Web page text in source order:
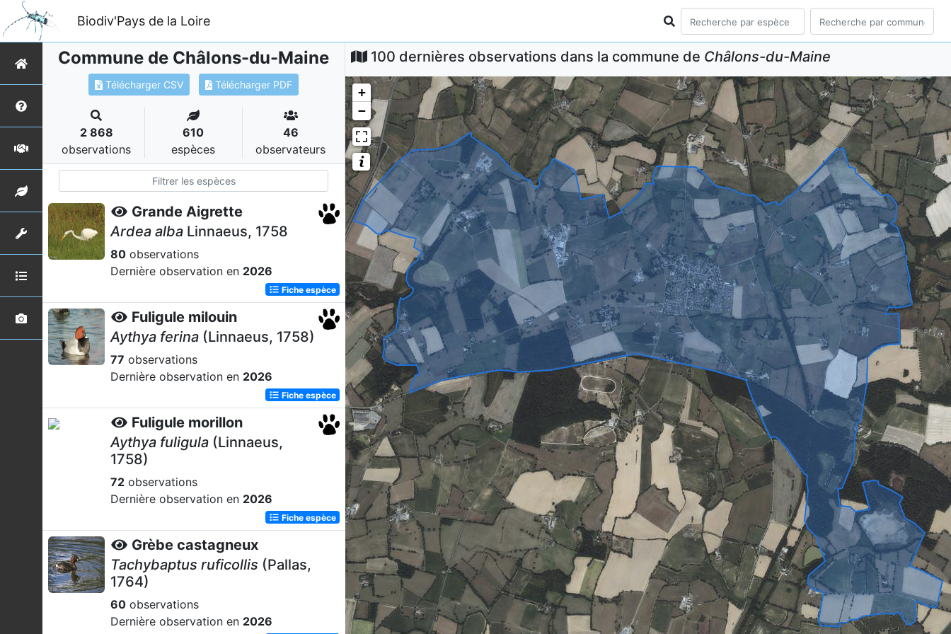
Biodiv'Pays de la Loire
Commune de Châlons-du-Maine
Télécharger CSV Télécharger PDF
2 868
observations
610
espèces
46
observateurs
Grande Aigrette
Ardea alba Linnaeus, 1758
80 observations
Dernière observation en 2026
Fiche espèce
Fuligule milouin
Aythya ferina (Linnaeus, 1758)
77 observations
Dernière observation en 2026
Fiche espèce
Fuligule morillon
Aythya fuligula (Linnaeus,
1758)
72 observations
Dernière observation en 2026
Fiche espèce
Grèbe castagneux
Tachybaptus ruficollis (Pallas,
1764)
60 observations
Dernière observation en 2026
100 dernières observations dans la commune de Châlons-du-Maine
+
−